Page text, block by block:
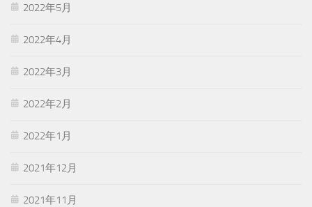
2022年5月
2022年4月
2022年3月
2022年2月
2022年1月
2021年12月
2021年11月